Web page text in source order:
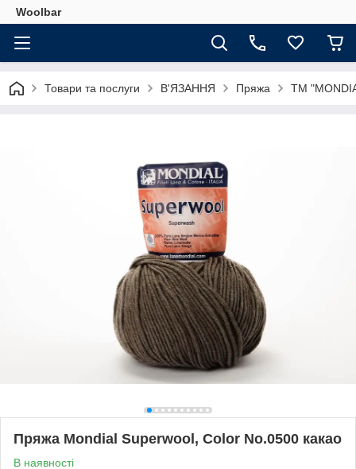
Woolbar
Товари та послуги В'ЯЗАННЯ Пряжа TM
Пряжа Mondial Superwool, Color No.0500 какао
В наявності